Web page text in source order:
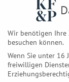
Wir benötigen Ihre
besuchen können.
Wenn Sie unter 16
freiwilligen